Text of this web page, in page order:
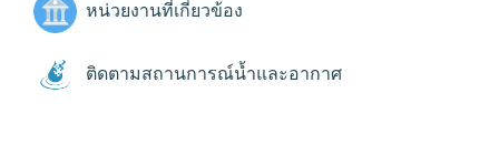
หน่วยงานที่เกี่ยวข้อง
ติดตามสถานการณ์น้ำและอากาศ